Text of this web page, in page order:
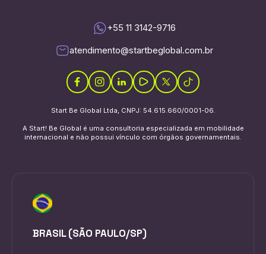
+55 11 3142-9716
atendimento@startbeglobal.com.br
Start Be Global Ltda, CNPJ: 54.615.660/0001-06.
A Start! Be Global é uma consultoria especializada em mobilidade
internacional e não possui vínculo com órgãos governamentais.
BRASIL (SÃO PAULO/SP)